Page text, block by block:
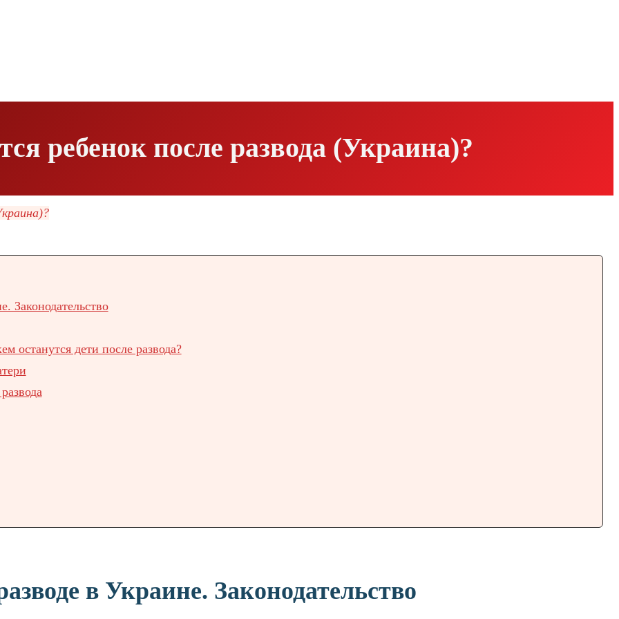
ребенок после развода (Украина)?
Законодательство
останутся дети после развода?
в Украине. Законодательство